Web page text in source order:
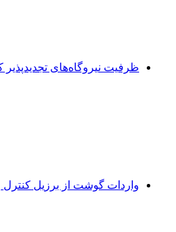
ظرفیت نیروگاه‌های
واردات گوشت از برزیل